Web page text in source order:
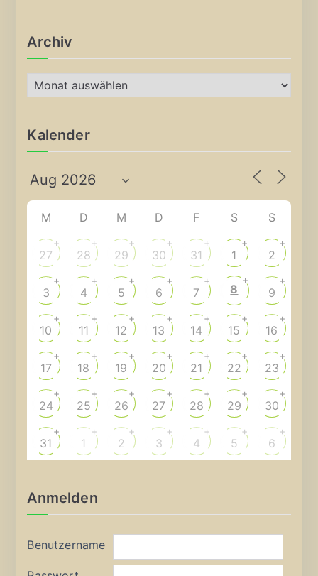
Archiv
r
h
v
Kalender
M D M D F S S
27
+
28
+
29
+
30
+
31
+
1
+
2
+
3
+
4
+
5
+
6
+
7
+
8
+
9
+
10
+
11
+
12
+
13
+
14
+
15
+
16
+
17
+
18
+
19
+
20
+
21
+
22
+
23
+
24
+
25
+
26
+
27
+
28
+
29
+
30
+
31
+
1
+
2
+
3
+
4
+
5
+
6
+
Anmelden
Benutzername